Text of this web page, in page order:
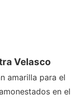
Velasco
amarilla para el
en el